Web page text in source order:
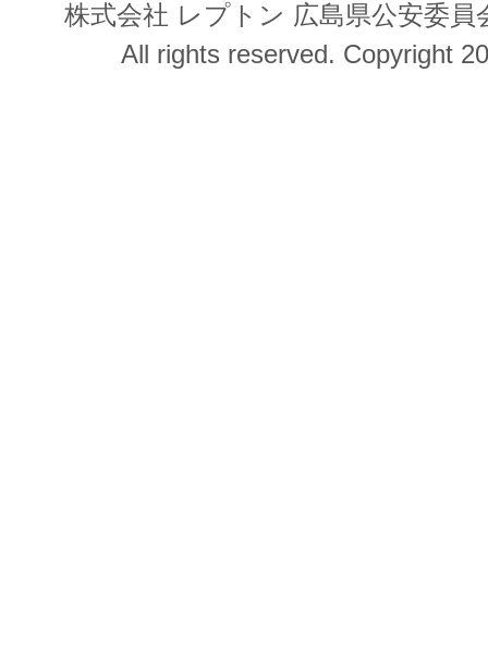
株式会社 レプトン 広島県公安委員
All rights reserved. Copyright